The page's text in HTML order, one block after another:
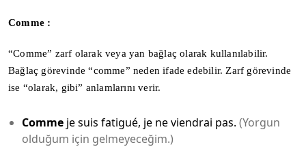
Comme :
“Comme” zarf olarak veya yan bağlaç olarak kullanılabilir.
Bağlaç görevinde “comme” neden ifade edebilir. Zarf görevinde
ise “olarak, gibi” anlamlarını verir.
Comme je suis fatigué, je ne viendrai pas. (Yorgun
olduğum için gelmeyeceğim.)